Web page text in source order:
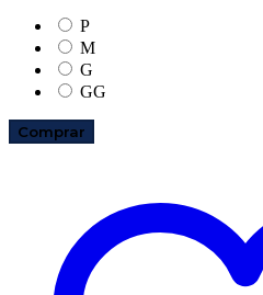
P
M
G
GG
Comprar